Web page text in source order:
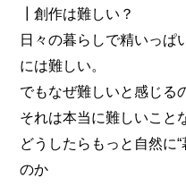
┃創作は難しい？
日々の暮らしで精いっぱ
には難しい。
でもなぜ難しいと感じる
それは本当に難しいこと
どうしたらもっと自然に“
のか